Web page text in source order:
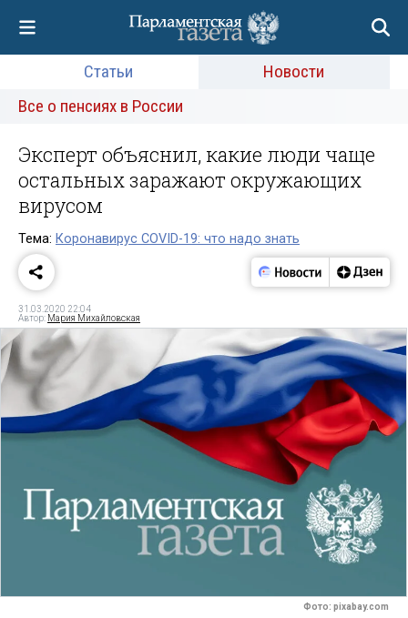
Статьи
Новости
Все о пенсиях в России
Эксперт объяснил, какие люди чаще
остальных заражают окружающих
вирусом
Тема: Коронавирус COVID-19: что надо знать
31.03.2020 22:04
Автор: Мария Михайловская
Фото: pixabay.com